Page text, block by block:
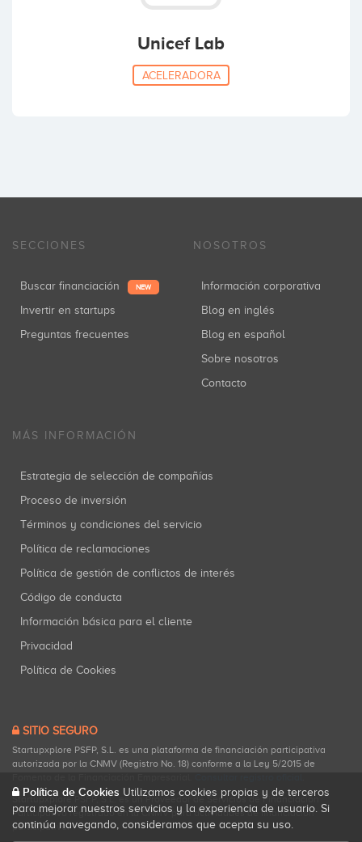
Unicef Lab
ACELERADORA
SECCIONES
Buscar financiación NEW
Invertir en startups
Preguntas frecuentes
NOSOTROS
Información corporativa
Blog en inglés
Blog en español
Sobre nosotros
Contacto
MÁS INFORMACIÓN
Estrategia de selección de compañías
Proceso de inversión
Términos y condiciones del servicio
Política de reclamaciones
Política de gestión de conflictos de interés
Código de conducta
Información básica para el cliente
Privacidad
Política de Cookies
SITIO SEGURO
Startupxplore PSFP, S.L. es una plataforma de financiación participativa
autorizada por la CNMV (Registro No. 18) conforme a la Ley 5/2015 de
Startupxplore PSFP, S.L. es un Proveedor de Servicios de Financiación
Participativa registrado en la CNMV para actividades de financiación
participativa.
Política de Cookies Utilizamos cookies propias y de terceros
para mejorar nuestros servicios y la experiencia de usuario. Si
continúa navegando, consideramos que acepta su uso.